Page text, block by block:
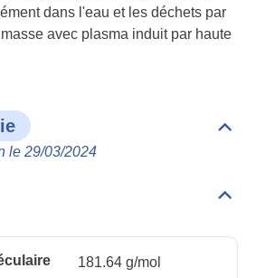
dans l'eau et les déchets par
avec plasma induit par haute
le 29/03/2024
181.64 g/mol